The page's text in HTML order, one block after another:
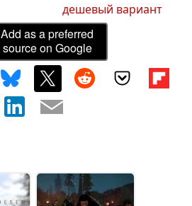
дешевый вариант
Add as a preferred
source on Google